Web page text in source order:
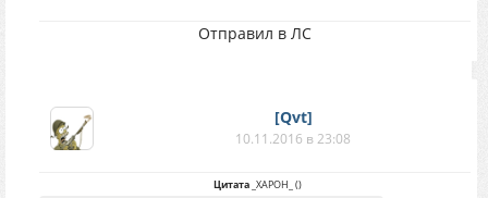
Отправил в ЛС
[Qvt]
10.11.2016 в 23:08
Цитата _XAPOH_ ()